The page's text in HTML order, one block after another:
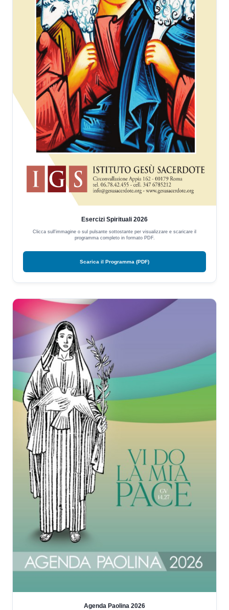
Esercizi Spirituali 2026
Clicca sull'immagine o sul pulsante sottostante per visualizzare e scaricare il
programma completo in formato PDF.
Scarica il Programma (PDF)
Agenda Paolina 2026